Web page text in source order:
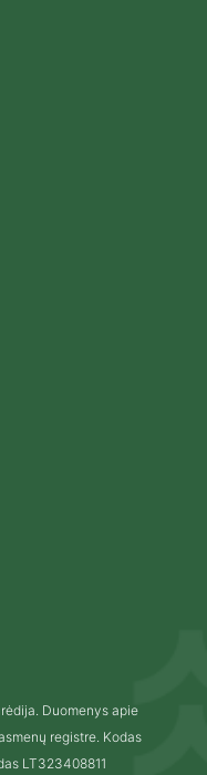
Duomenys apie
registre. Kodas
LT323408811